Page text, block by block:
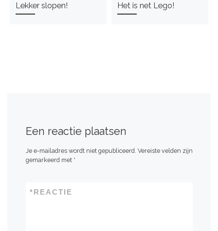
Lekker slopen! Het is net Lego!
Een reactie plaatsen
Je e-mailadres wordt niet gepubliceerd. Vereiste velden zijn
gemarkeerd met *
REACTIE
*